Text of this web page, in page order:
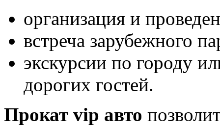
организация и
встреча зарубежного
экскурсии по городу
дорогих гостей.
Прокат vip авто